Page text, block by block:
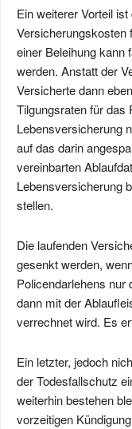
Ein weiterer Vorteil
Versicherungskosten
einer Beleihung kann
werden. Anstatt der
Versicherte dann
Tilgungsraten für das
Lebensversicherung
auf das darin
vereinbarten
Lebensversicherung
stellen.
Die laufenden
gesenkt werden,
Policendarlehens nur
dann mit der
verrechnet wird. Es
Ein letzter, jedoch
der Todesfallschutz
weiterhin bestehen
vorzeitigen